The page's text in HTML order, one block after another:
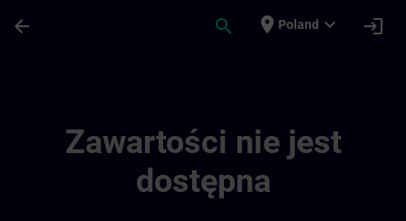
arrow_back search place Poland expand_more login
Zawartości nie jest
dostępna